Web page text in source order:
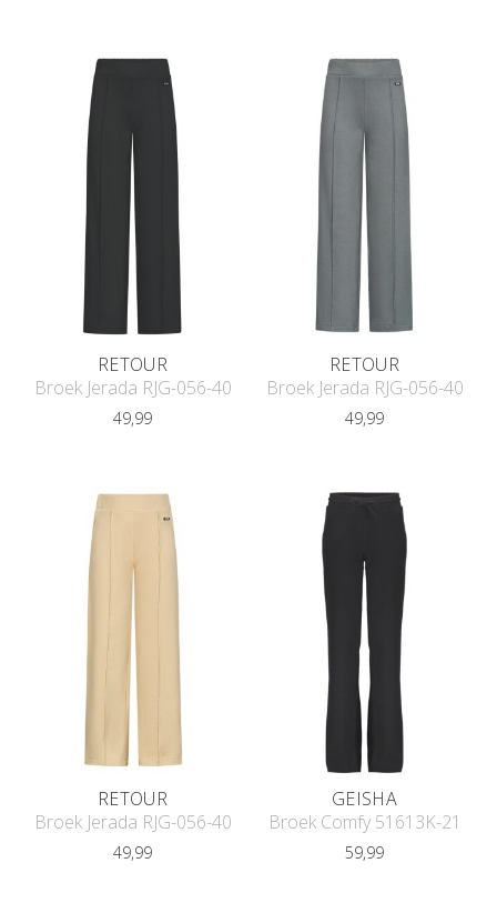
RETOUR
Broek Jerada RJG-056-40
49,99
RETOUR
Broek Jerada RJG-056-40
49,99
RETOUR
Broek Jerada RJG-056-40
49,99
GEISHA
Broek Comfy 51613K-21
59,99